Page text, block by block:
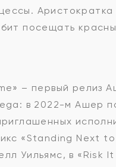
Аристократка
посещать
– первый релиз
в 2022-м Ашер
«Standing Next to
Уильямс, в «Risk It